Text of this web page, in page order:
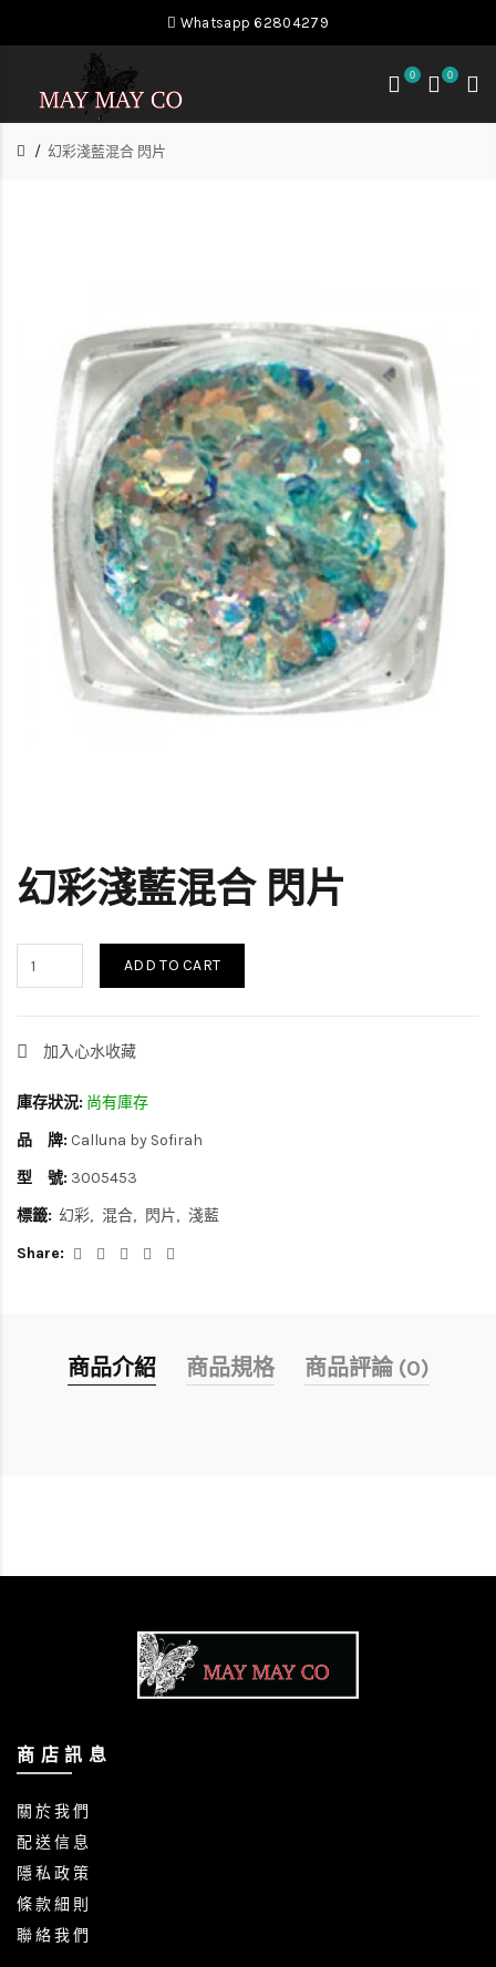
Whatsapp 62804279
0 0
幻彩淺藍混合 閃片
幻彩淺藍混合 閃片
ADD TO CART
加入心水收藏
庫存狀況: 尚有庫存
品 牌: Calluna by Sofirah
型 號: 3005453
標籤: 幻彩 混合 閃片
淺藍
Share:
商品介紹 商品規格 商品評論 (0)
商 店 訊 息
關 於 我 們
配 送 信 息
隱 私 政 策
條 款 細 則
聯 絡 我 們